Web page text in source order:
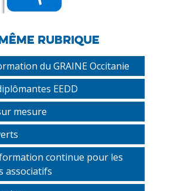
rubrique
du GRAINE Occitanie
EEDD
mesure
continue pour les
associatifs